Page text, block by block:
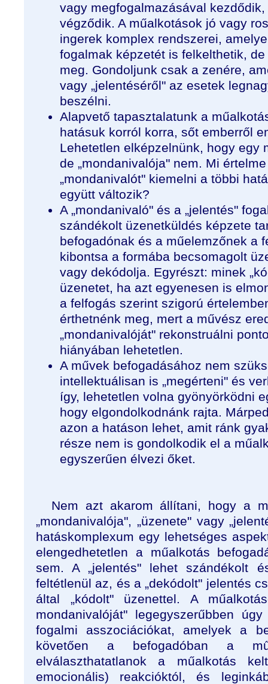
vagy megfogalmazásával
végződik. A műalkotások jó vagy
ingerek komplex rendszerei,
fogalmak képzetét is felkelthetik,
meg. Gondoljunk csak a zenére,
vagy „jelentéséről" az esetek
beszélni.
Alapvető tapasztalatunk a
hatásuk korról korra, sőt emberről
Lehetetlen elképzelnünk, hogy egy
de „mondanivalója" nem. Mi
„mondanivalót" kiemelni a többi
együtt változik?
A „mondanivaló" és a „jelentés"
szándékolt üzenetküldés képzete
befogadónak és a műelemzőnek a
kibontsa a formába becsomagolt
vagy dekódolja. Egyrészt: minek
üzenetet, ha azt egyenesen is
a felfogás szerint szigorú
érthetnénk meg, mert a művész
„mondanivalóját" rekonstruálni
hiányában lehetetlen.
A művek befogadásához nem
intellektuálisan is „megérteni" és
így, lehetetlen volna gyönyörködni
hogy elgondolkodnánk rajta.
azon a hatáson lehet, amit ránk
része nem is gondolkodik el a
egyszerűen élvezi őket.
Nem azt akarom állítani, hogy a
„mondanivalója", „üzenete" vagy
hatáskomplexum egy lehetséges
elengedhetetlen a műalkotás
sem. A „jelentés" lehet szándékolt
feltétlenül az, és a „dekódolt" jelentés
által „kódolt" üzenettel. A
mondanivalóját" legegyszerűbben
fogalmi asszociációkat, amelyek a
követően a befogadóban a
elválaszthatatlanok a műalkotás
emocionális) reakcióktól, és